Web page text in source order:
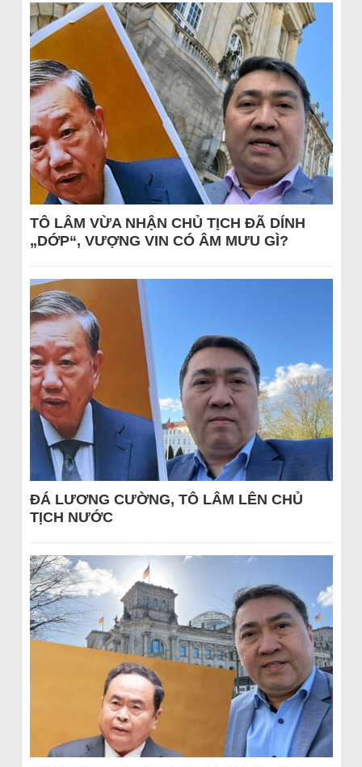
TÔ LÂM VỪA NHẬN CHỦ TỊCH ĐÃ DÍNH
„DỚP“, VƯỢNG VIN CÓ ÂM MƯU GÌ?
ĐÁ LƯƠNG CƯỜNG, TÔ LÂM LÊN CHỦ
TỊCH NƯỚC